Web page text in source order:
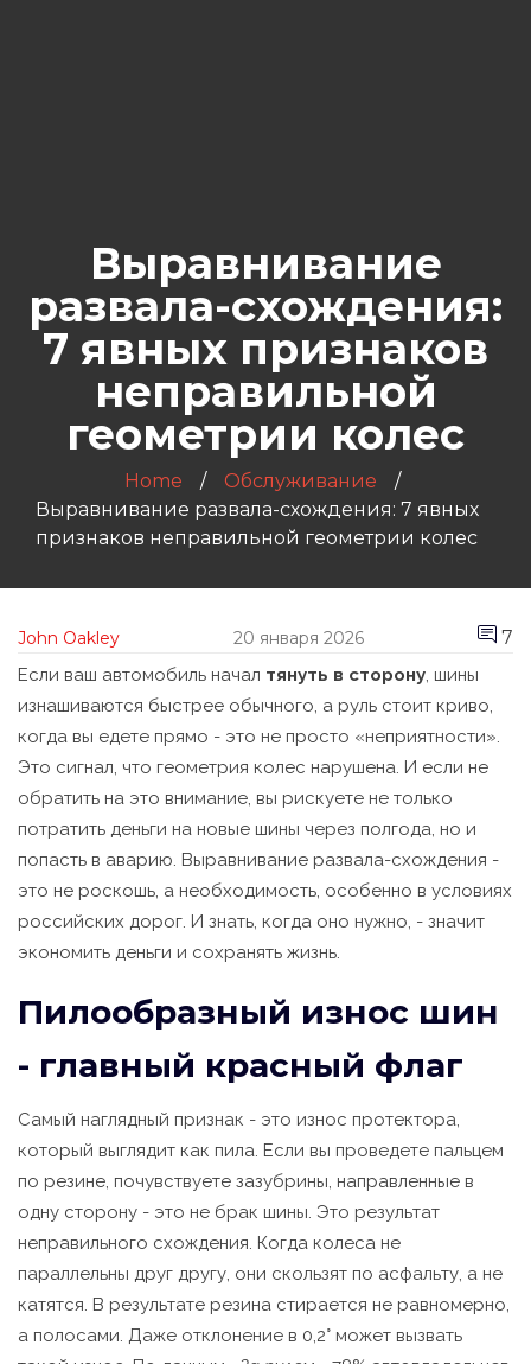
Выравнивание
развала-схождения:
7 явных признаков
неправильной
геометрии колес
Home
Обслуживание
Выравнивание развала-схождения: 7 явных
признаков неправильной геометрии колес
John Oakley 20 января 2026 7
Если ваш автомобиль начал тянуть в сторону, шины
изнашиваются быстрее обычного, а руль стоит криво,
когда вы едете прямо - это не просто «неприятности».
Это сигнал, что геометрия колес нарушена. И если не
обратить на это внимание, вы рискуете не только
потратить деньги на новые шины через полгода, но и
попасть в аварию. Выравнивание развала-схождения -
это не роскошь, а необходимость, особенно в условиях
российских дорог. И знать, когда оно нужно, - значит
экономить деньги и сохранять жизнь.
Пилообразный износ шин
- главный красный флаг
Самый наглядный признак - это износ протектора,
который выглядит как пила. Если вы проведете пальцем
по резине, почувствуете зазубрины, направленные в
одну сторону - это не брак шины. Это результат
неправильного схождения. Когда колеса не
параллельны друг другу, они скользят по асфальту, а не
катятся. В результате резина стирается не равномерно,
а полосами. Даже отклонение в 0,2° может вызвать